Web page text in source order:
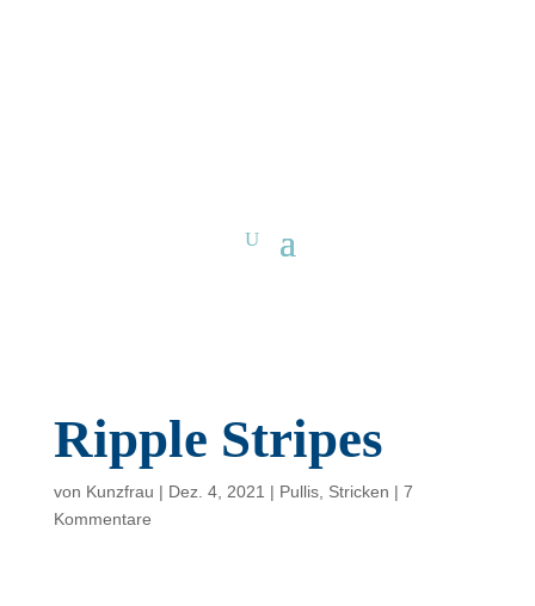
Ripple Stripes
von Kunzfrau | Dez. 4, 2021 | Pullis, Stricken | 7
Kommentare